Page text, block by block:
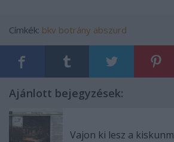
Címkék: bkv botrány abszurd
Ajánlott bejegyzések:
Vajon ki lesz a